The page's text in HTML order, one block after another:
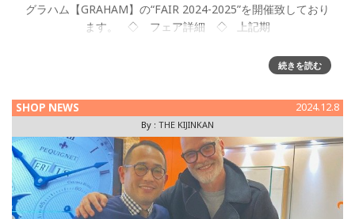
グラハム【GRAHAM】の“FAIR 2024-2025”を開催致しており
ます。 ◇ フェア詳細 ◇ 上記期
続きを読む
SHOP NEWS 2024.12.8
By : THE KIJINKAN